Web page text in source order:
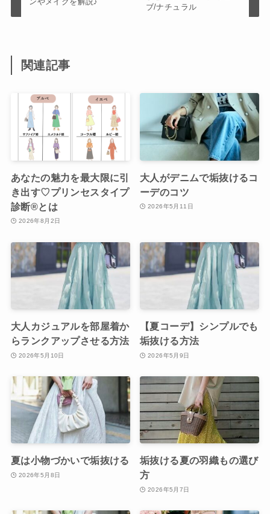
ブ/ナチュラル
関連記事
あなたの魅力を最大限に引
き出す♡プリンセスタイプ
診断®︎とは
2026年8月2日
大人がデニムで垢抜けるコ
ーデのコツ
2026年5月11日
大人カジュアルを部屋着か
らランクアップさせる方法
2026年5月10日
【夏コーデ】シンプルでも
垢抜ける方法
2026年5月9日
夏は小物づかいで垢抜ける
2026年5月8日
垢抜ける夏の羽織もの選び
方
2026年5月7日